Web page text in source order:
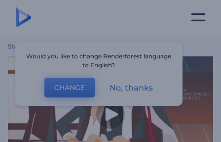
Startseite
Would you like to change Renderforest language
to English?
CHANGE No, thanks